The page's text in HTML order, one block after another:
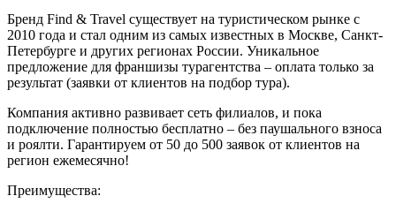
Бренд Find & Travel существует на туристическом рынке с
2010 года и стал одним из самых известных в Москве, Санкт-
Петербурге и других регионах России. Уникальное
предложение для франшизы турагентства – оплата только за
результат (заявки от клиентов на подбор тура).
Компания активно развивает сеть филиалов, и пока
подключение полностью бесплатно – без паушального взноса
и роялти. Гарантируем от 50 до 500 заявок от клиентов на
регион ежемесячно!
Преимущества: